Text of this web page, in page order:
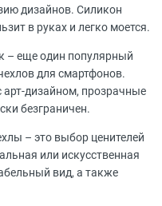
дизайнов. Силикон
в руках и легко моется.
– еще один популярный
для смартфонов.
дизайном, прозрачные
безграничен.
– это выбор ценителей
или искусственная
вид, а также